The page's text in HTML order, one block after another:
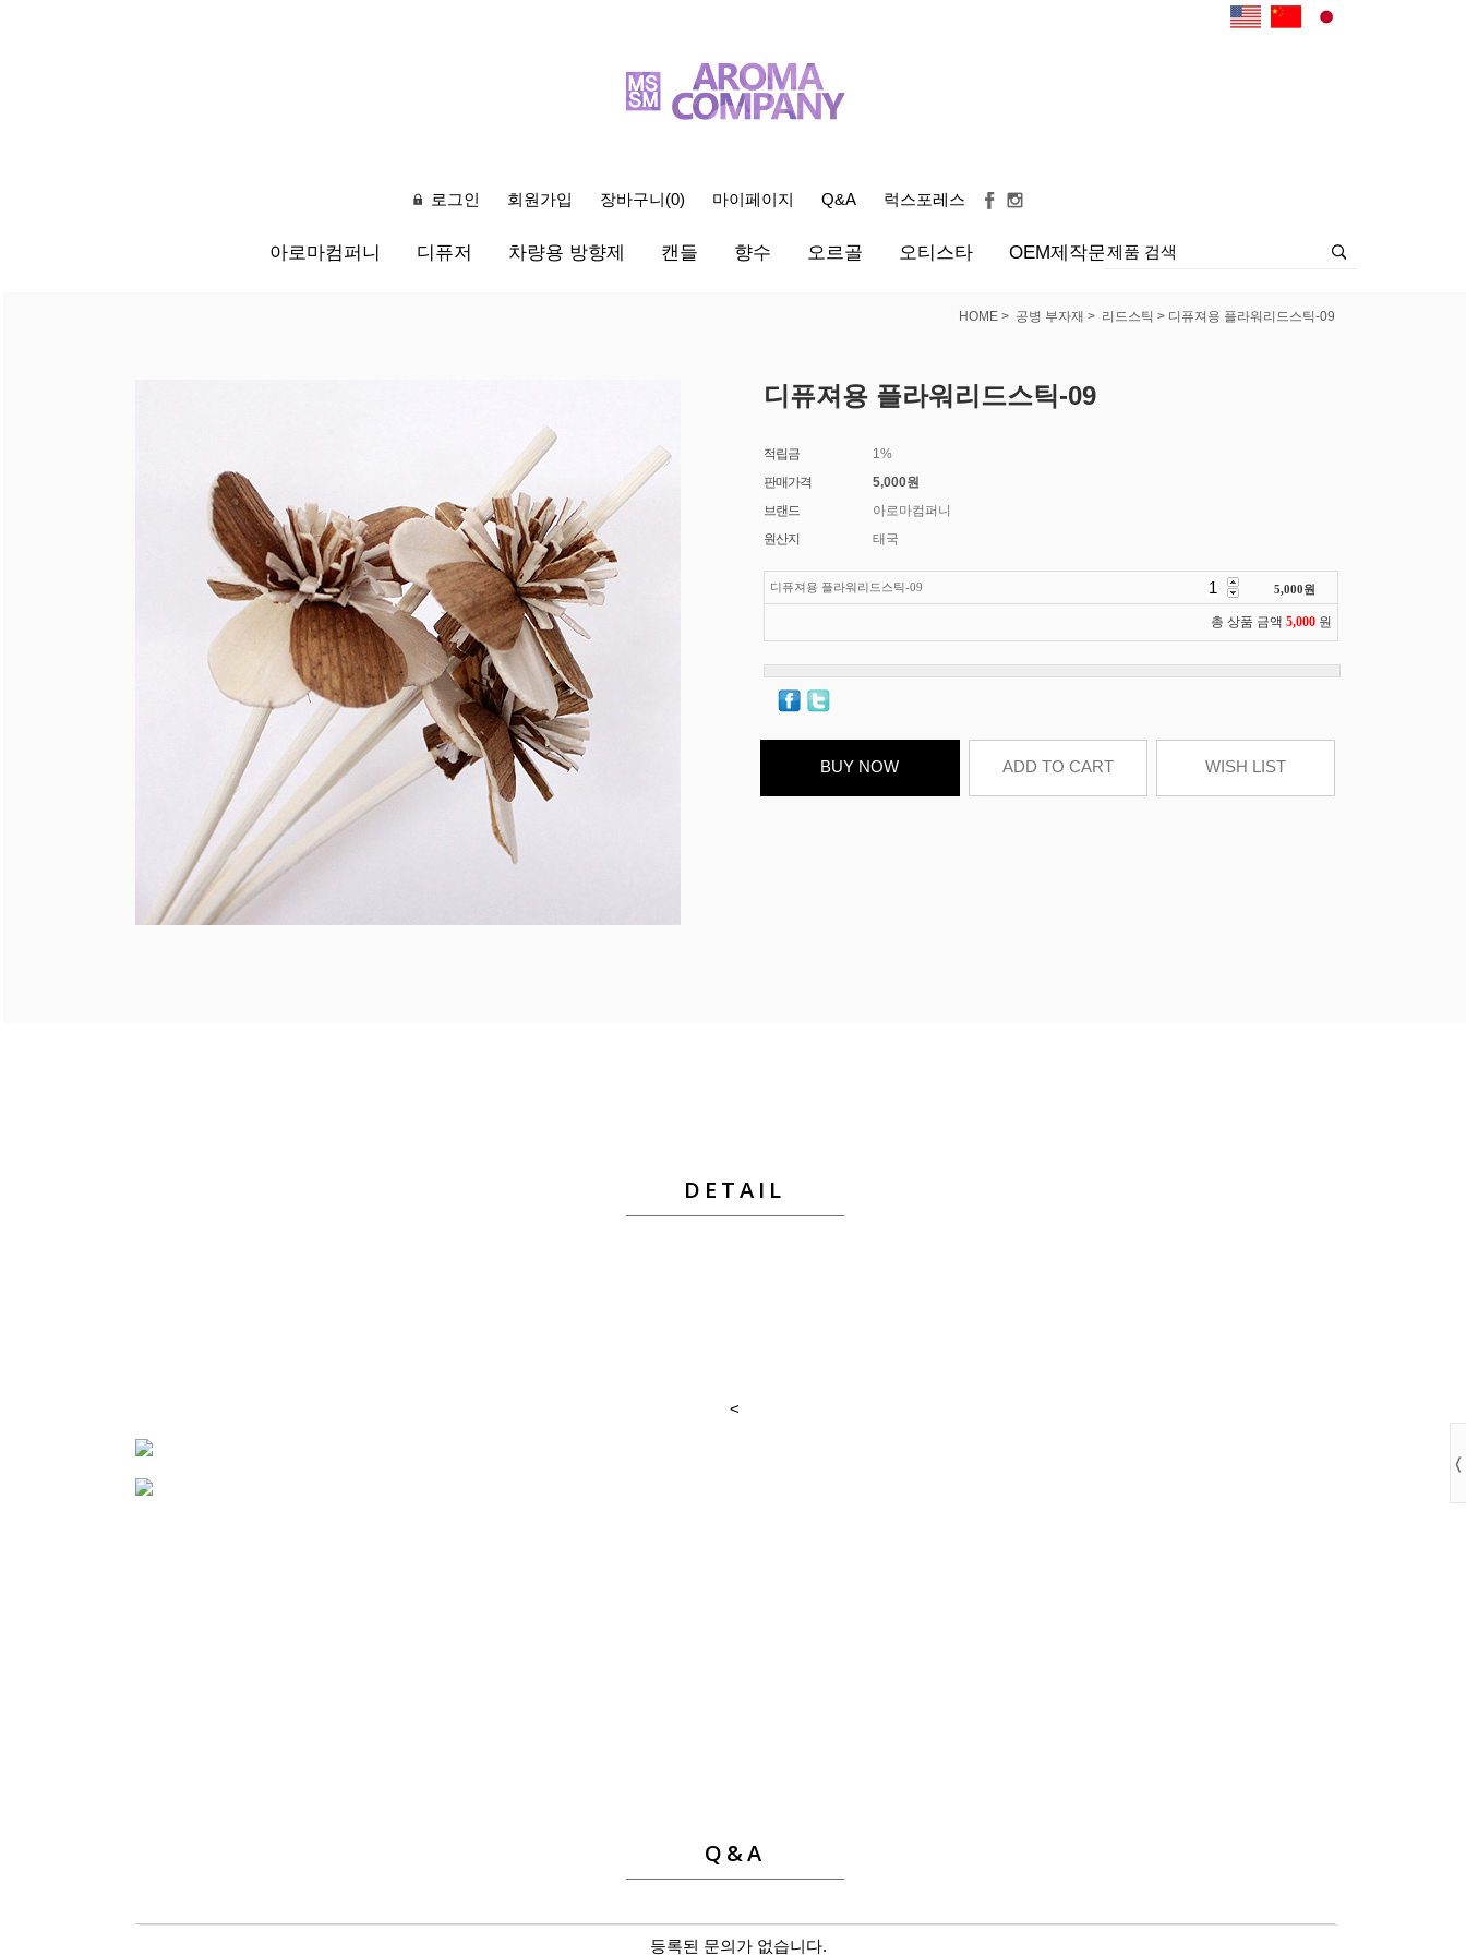
로그인 회원가입 장바구니(0) 마이페이지 Q&A 럭스포레스
아로마컴퍼니 디퓨저 차량용 방향제 캔들 향수 오르골 오티스타 OEM제작문의
HOME> 공병 부자재 > 리드스틱 > 디퓨져용 플라워리드스틱-09
디퓨져용 플라워리드스틱-09
적립금
1%
판매가격
5,000원
브랜드
아로마컴퍼니
원산지
태국
디퓨져용 플라워리드스틱-09 5,000원
총 상품 금액 5,000 원
BUY NOW ADD TO CART WISH LIST
DETAIL
<
Q&A
등록된 문의가 없습니다.